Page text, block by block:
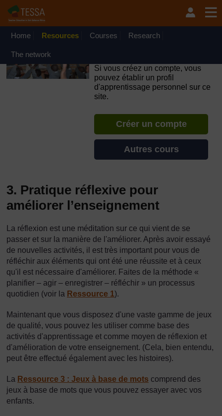
Passer au contenu principal
OpenLearn Create will be unavailable on Wednesday 12
August 2026 from 8am to 10.30am (GMT) due to routine
Home Resources Courses Research
The network
Si vous créez un compte, vous
pouvez établir un profil
d'apprentissage personnel sur ce
site.
Créer un compte
Autres cours
3. Pratique réflexive pour
améliorer l’enseignement
La réflexion est une méditation sur ce qui vient de se
passer et sur la manière de l'améliorer. Après avoir essayé
de nouvelles activités, il est très important pour vous de
réfléchir aux éléments qui ont été une réussite et à ceux
qu'il est nécessaire d'améliorer. Faites de la méthode «
planifier – agir – enregistrer – réfléchir » un processus
quotidien (voir la Ressource 1).
Maintenant que vous disposez d'une vaste gamme de jeux
de qualité, vous pouvez les utiliser comme base des
activités d'apprentissage et comme moyen de réflexion et
d'amélioration de votre enseignement. (Cela, bien entendu,
peut être effectué également avec les histoires).
La Ressource 3 : Jeux à base de mots comprend des
jeux à base de mots que vous pouvez essayer avec vos
enfants.